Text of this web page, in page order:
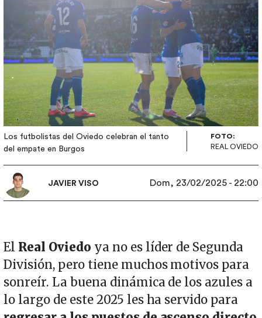
Los futbolistas del Oviedo celebran el tanto
del empate en Burgos
FOTO:
REAL OVIEDO
JAVIER VISO Dom, 23/02/2025 - 22:00
El Real Oviedo ya no es líder de Segunda
División, pero tiene muchos motivos para
sonreír. La buena dinámica de los azules a
lo largo de este 2025 les ha servido para